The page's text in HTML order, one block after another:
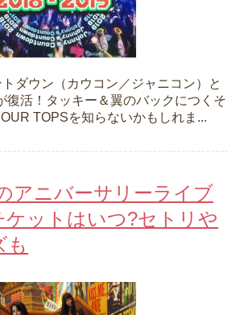
ダウン（カウコン／ジャニコン）と
復活！タッキー＆翼のバックにつくそ
TOPSを知らないかもしれま...
アニバーサリーライブ
ケットはいつ?セトリや
も